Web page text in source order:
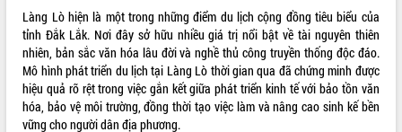
Làng Lò hiện là một trong những điểm du lịch cộng đồng tiêu biểu của
tỉnh Đắk Lắk. Nơi đây sở hữu nhiều giá trị nổi bật về tài nguyên thiên
nhiên, bản sắc văn hóa lâu đời và nghề thủ công truyền thống độc đáo.
Mô hình phát triển du lịch tại Làng Lò thời gian qua đã chứng minh được
hiệu quả rõ rệt trong việc gắn kết giữa phát triển kinh tế với bảo tồn văn
hóa, bảo vệ môi trường, đồng thời tạo việc làm và nâng cao sinh kế bền
vững cho người dân địa phương.